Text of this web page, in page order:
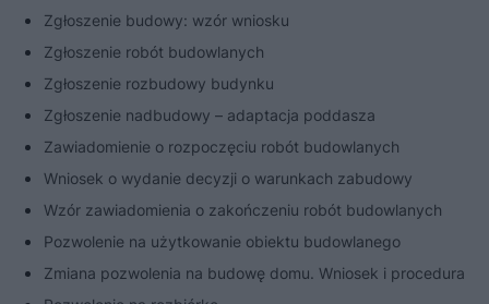
Zgłoszenie budowy: wzór wniosku
Zgłoszenie robót budowlanych
Zgłoszenie rozbudowy budynku
Zgłoszenie nadbudowy – adaptacja poddasza
Zawiadomienie o rozpoczęciu robót budowlanych
Wniosek o wydanie decyzji o warunkach zabudowy
Wzór zawiadomienia o zakończeniu robót budowlanych
Pozwolenie na użytkowanie obiektu budowlanego
Zmiana pozwolenia na budowę domu. Wniosek i procedura